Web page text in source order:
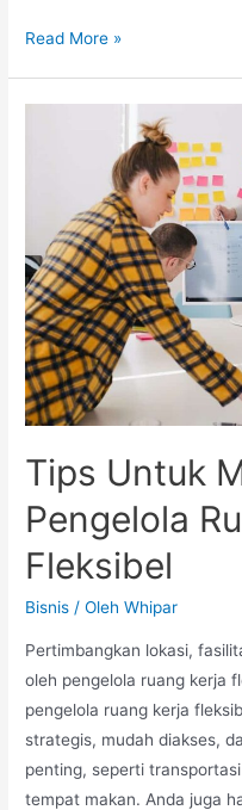
Coworking
Perusahaan
Read More »
Tips Untuk
Pengelola
Fleksibel
Bisnis / OlehWhipar
Pertimbangkan lokasi,
oleh pengelola ruang kerja
pengelola ruang kerja
strategis, mudah diakses,
penting, seperti
tempat makan. Anda juga